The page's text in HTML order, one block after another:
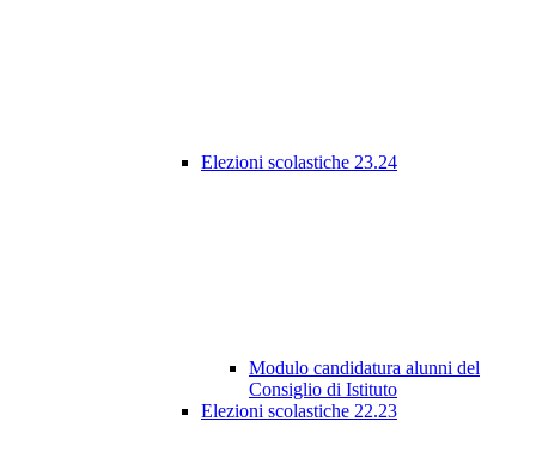
Elezioni scolastiche 23.24
Modulo candidatura alunni del
Consiglio di Istituto
Elezioni scolastiche 22.23